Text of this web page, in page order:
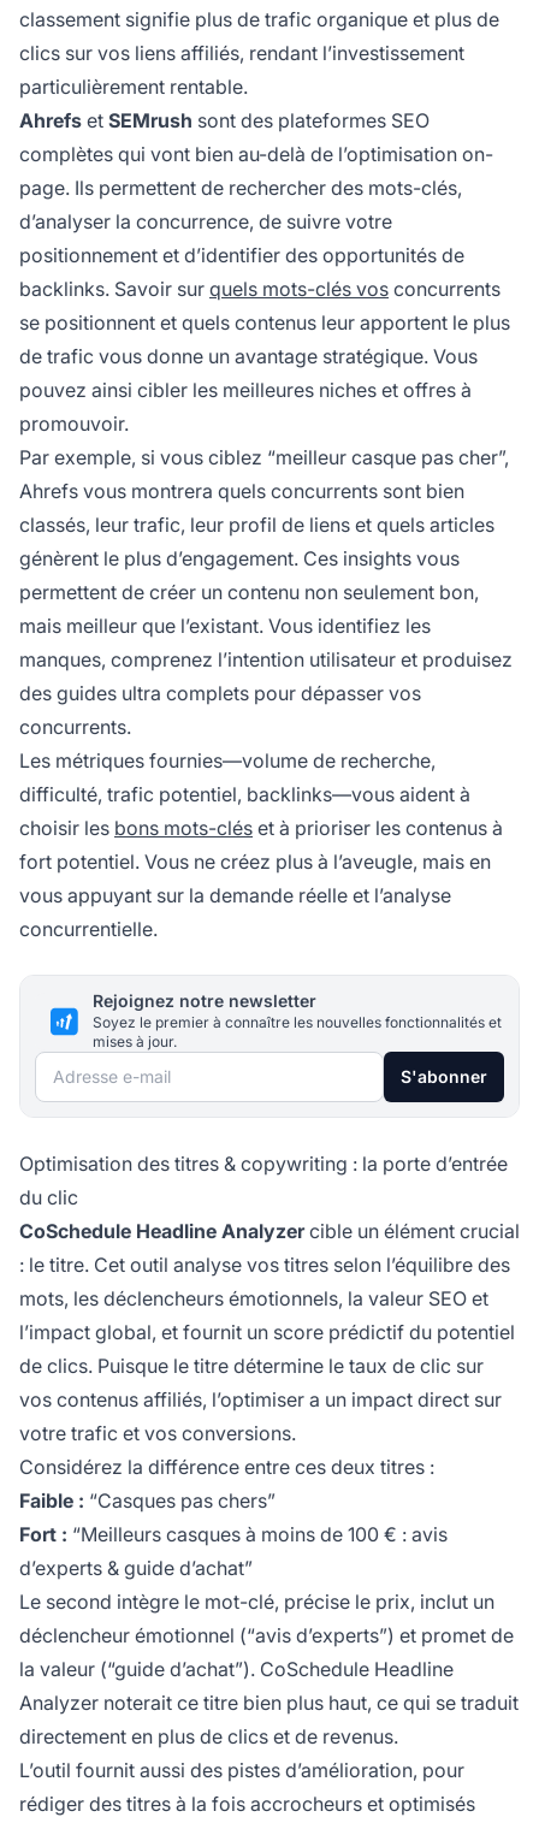
classement signifie plus de trafic organique et plus de
clics sur vos liens affiliés, rendant l’investissement
particulièrement rentable.
Ahrefs et SEMrush sont des plateformes SEO
complètes qui vont bien au-delà de l’optimisation on-
page. Ils permettent de rechercher des mots-clés,
d’analyser la concurrence, de suivre votre
positionnement et d’identifier des opportunités de
backlinks. Savoir sur quels mots-clés vos concurrents
se positionnent et quels contenus leur apportent le plus
de trafic vous donne un avantage stratégique. Vous
pouvez ainsi cibler les meilleures niches et offres à
promouvoir.
Par exemple, si vous ciblez “meilleur casque pas cher”,
Ahrefs vous montrera quels concurrents sont bien
classés, leur trafic, leur profil de liens et quels articles
génèrent le plus d’engagement. Ces insights vous
permettent de créer un contenu non seulement bon,
mais meilleur que l’existant. Vous identifiez les
manques, comprenez l’intention utilisateur et produisez
des guides ultra complets pour dépasser vos
concurrents.
Les métriques fournies—volume de recherche,
difficulté, trafic potentiel, backlinks—vous aident à
choisir les bons mots-clés et à prioriser les contenus à
fort potentiel. Vous ne créez plus à l’aveugle, mais en
vous appuyant sur la demande réelle et l’analyse
concurrentielle.
Rejoignez notre newsletter
Soyez le premier à connaître les nouvelles fonctionnalités et
mises à jour.
Adresse e-mail S'abonner
Optimisation des titres & copywriting : la porte d’entrée
du clic
CoSchedule Headline Analyzercible un élément crucial
: le titre. Cet outil analyse vos titres selon l’équilibre des
mots, les déclencheurs émotionnels, la valeur SEO et
l’impact global, et fournit un score prédictif du potentiel
de clics. Puisque le titre détermine le taux de clic sur
vos contenus affiliés, l’optimiser a un impact direct sur
votre trafic et vos conversions.
Considérez la différence entre ces deux titres :
Faible : “Casques pas chers”
Fort : “Meilleurs casques à moins de 100 € : avis
d’experts & guide d’achat”
Le second intègre le mot-clé, précise le prix, inclut un
déclencheur émotionnel (“avis d’experts”) et promet de
la valeur (“guide d’achat”). CoSchedule Headline
Analyzer noterait ce titre bien plus haut, ce qui se traduit
directement en plus de clics et de revenus.
L’outil fournit aussi des pistes d’amélioration, pour
rédiger des titres à la fois accrocheurs et optimisés